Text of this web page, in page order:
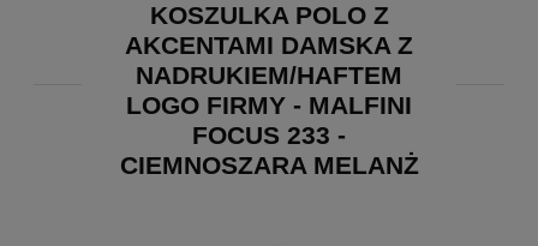
KOSZULKA POLO Z
AKCENTAMI DAMSKA Z
NADRUKIEM/HAFTEM
LOGO FIRMY - MALFINI
FOCUS 233 -
CIEMNOSZARA MELANŻ